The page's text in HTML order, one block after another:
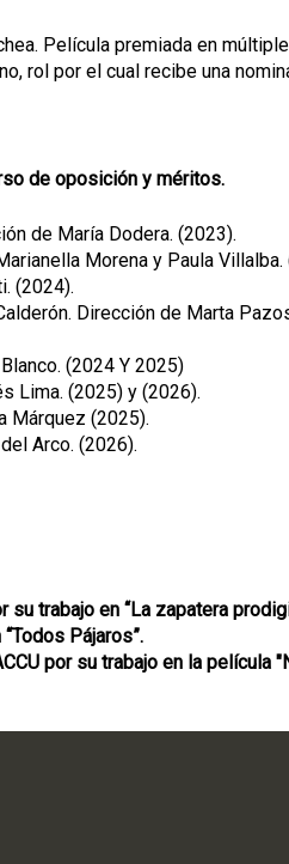
Película premiada en
rol por el cual recibe una
de oposición y méritos.
de María Dodera. (2023).
Morena y Paula Villalba.
(2024).
Dirección de Marta
(2024 Y 2025)
Lima. (2025) y (2026).
Márquez (2025).
Arco. (2026).
trabajo en “La zapatera
Pájaros”.
por su trabajo en la película "